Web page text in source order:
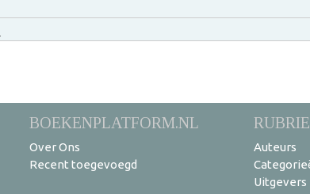
BOEKENPLATFORM.NL
Over Ons
Recent toegevoegd
Auteurs
Uitgevers